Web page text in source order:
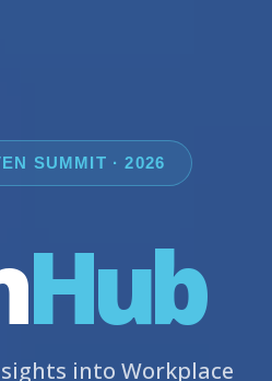
SUMMIT · 2026
Hub
into Workplace